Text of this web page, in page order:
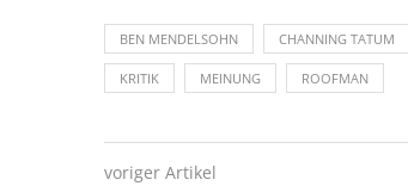
BEN MENDELSOHN CHANNING TATUM
KRITIK MEINUNG ROOFMAN
voriger Artikel